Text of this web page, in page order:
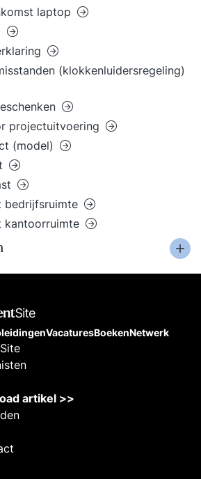
laptop
(klokkenluidersregeling)
projectuitvoering
(model)
bedrijfsruimte
kantoorruimte
VacaturesBoekenNetwerk
artikel >>